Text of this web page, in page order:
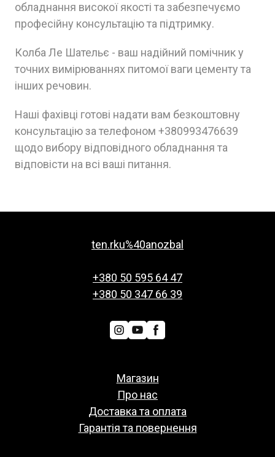
обладнання високої якості та забезпечуємо
професійну консультацію та підтримку.
Колба Ле Шательє - ваш надійний помічник у
точних вимірюваннях питомої ваги цементу та
інших речовин.
Наші фахівці готові надати вам безкоштовну
консультацію за телефоном +380993476639
щодо вибору відповідного обладнання та
відповісти на всі ваші питання.
ten.rku%40anozbal
+380 50 595 64 47
+380 50 347 66 39
Магазин
Про нас
Доставка та оплата
Гарантія та повернення